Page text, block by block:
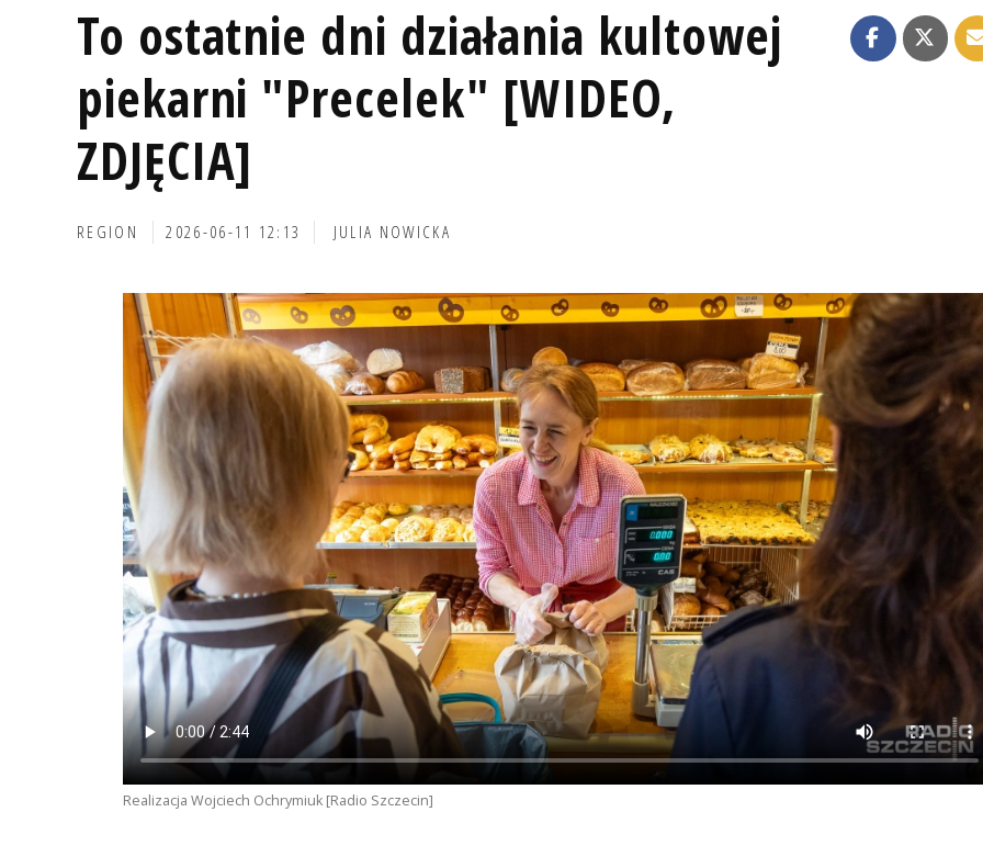
To ostatnie dni działania kultowej
piekarni "Precelek" [WIDEO,
ZDJĘCIA]
REGION 2026-06-11 12:13 JULIA NOWICKA
Realizacja Wojciech Ochrymiuk [Radio Szczecin]